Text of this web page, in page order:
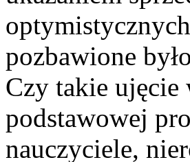
pozbawione
Czy takie ujęcie
podstawowej
nauczyciele,